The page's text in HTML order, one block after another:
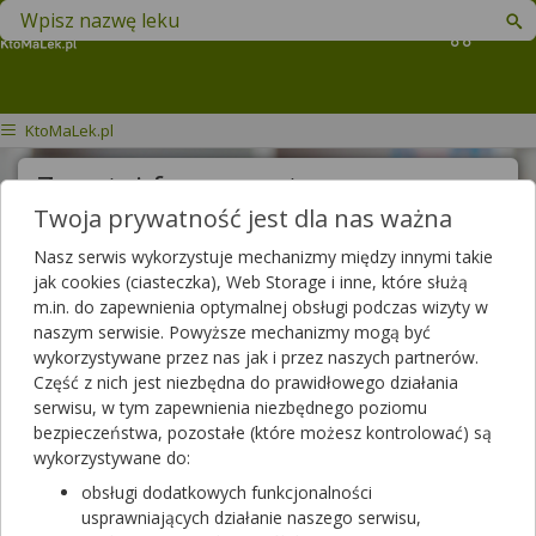
Koszyk
Znajdź lek w swojej okolicy
KtoMaLek.pl
Zapytaj farmaceutę
Treść pytania
Wyślij pytanie
Pytania do farmaceutów
Wszystkie pytania
Szukaj w zadanych już pytaniach
Twoja prywatność jest dla nas ważna
Nasz serwis wykorzystuje mechanizmy między innymi takie
jak cookies (ciasteczka), Web Storage i inne, które służą
m.in. do zapewnienia optymalnej obsługi podczas wizyty w
naszym serwisie. Powyższe mechanizmy mogą być
wykorzystywane przez nas jak i przez naszych partnerów.
Część z nich jest niezbędna do prawidłowego działania
serwisu, w tym zapewnienia niezbędnego poziomu
bezpieczeństwa, pozostałe (które możesz kontrolować) są
wykorzystywane do:
obsługi dodatkowych funkcjonalności
usprawniających działanie naszego serwisu,